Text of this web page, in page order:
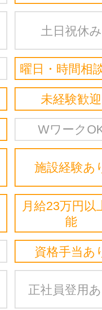
土日祝休み
曜日・時間相
未経験歓迎
Wワーク
施設経験あ
月給23万円以
能
資格手当あ
正社員登用